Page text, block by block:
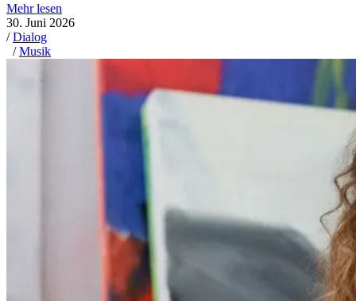
Mehr lesen
30. Juni 2026
/Dialog
/Musik